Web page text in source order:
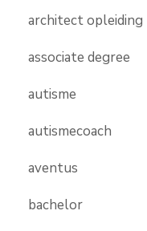
architect opleiding
associate degree
autisme
autismecoach
aventus
bachelor